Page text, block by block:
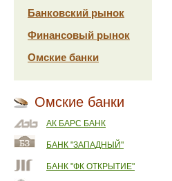
Банковский рынок
Финансовый рынок
Омские банки
Омские банки
АК БАРС БАНК
БАНК "ЗАПАДНЫЙ"
БАНК "ФК ОТКРЫТИЕ"